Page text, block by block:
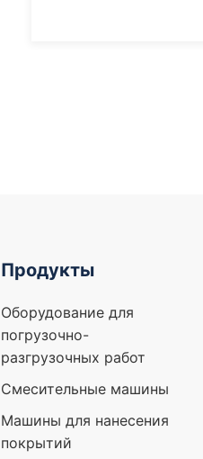
Продукты
Оборудование для
погрузочно-
разгрузочных работ
Смесительные машины
Машины для нанесения
покрытий